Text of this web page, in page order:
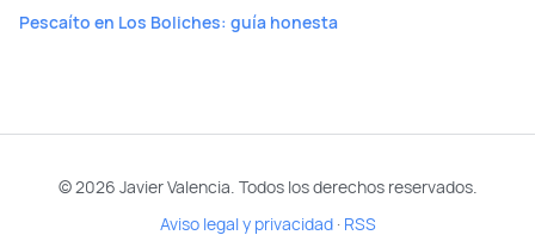
Pescaíto en Los Boliches: guía honesta
© 2026 Javier Valencia. Todos los derechos reservados.
Aviso legal y privacidad · RSS